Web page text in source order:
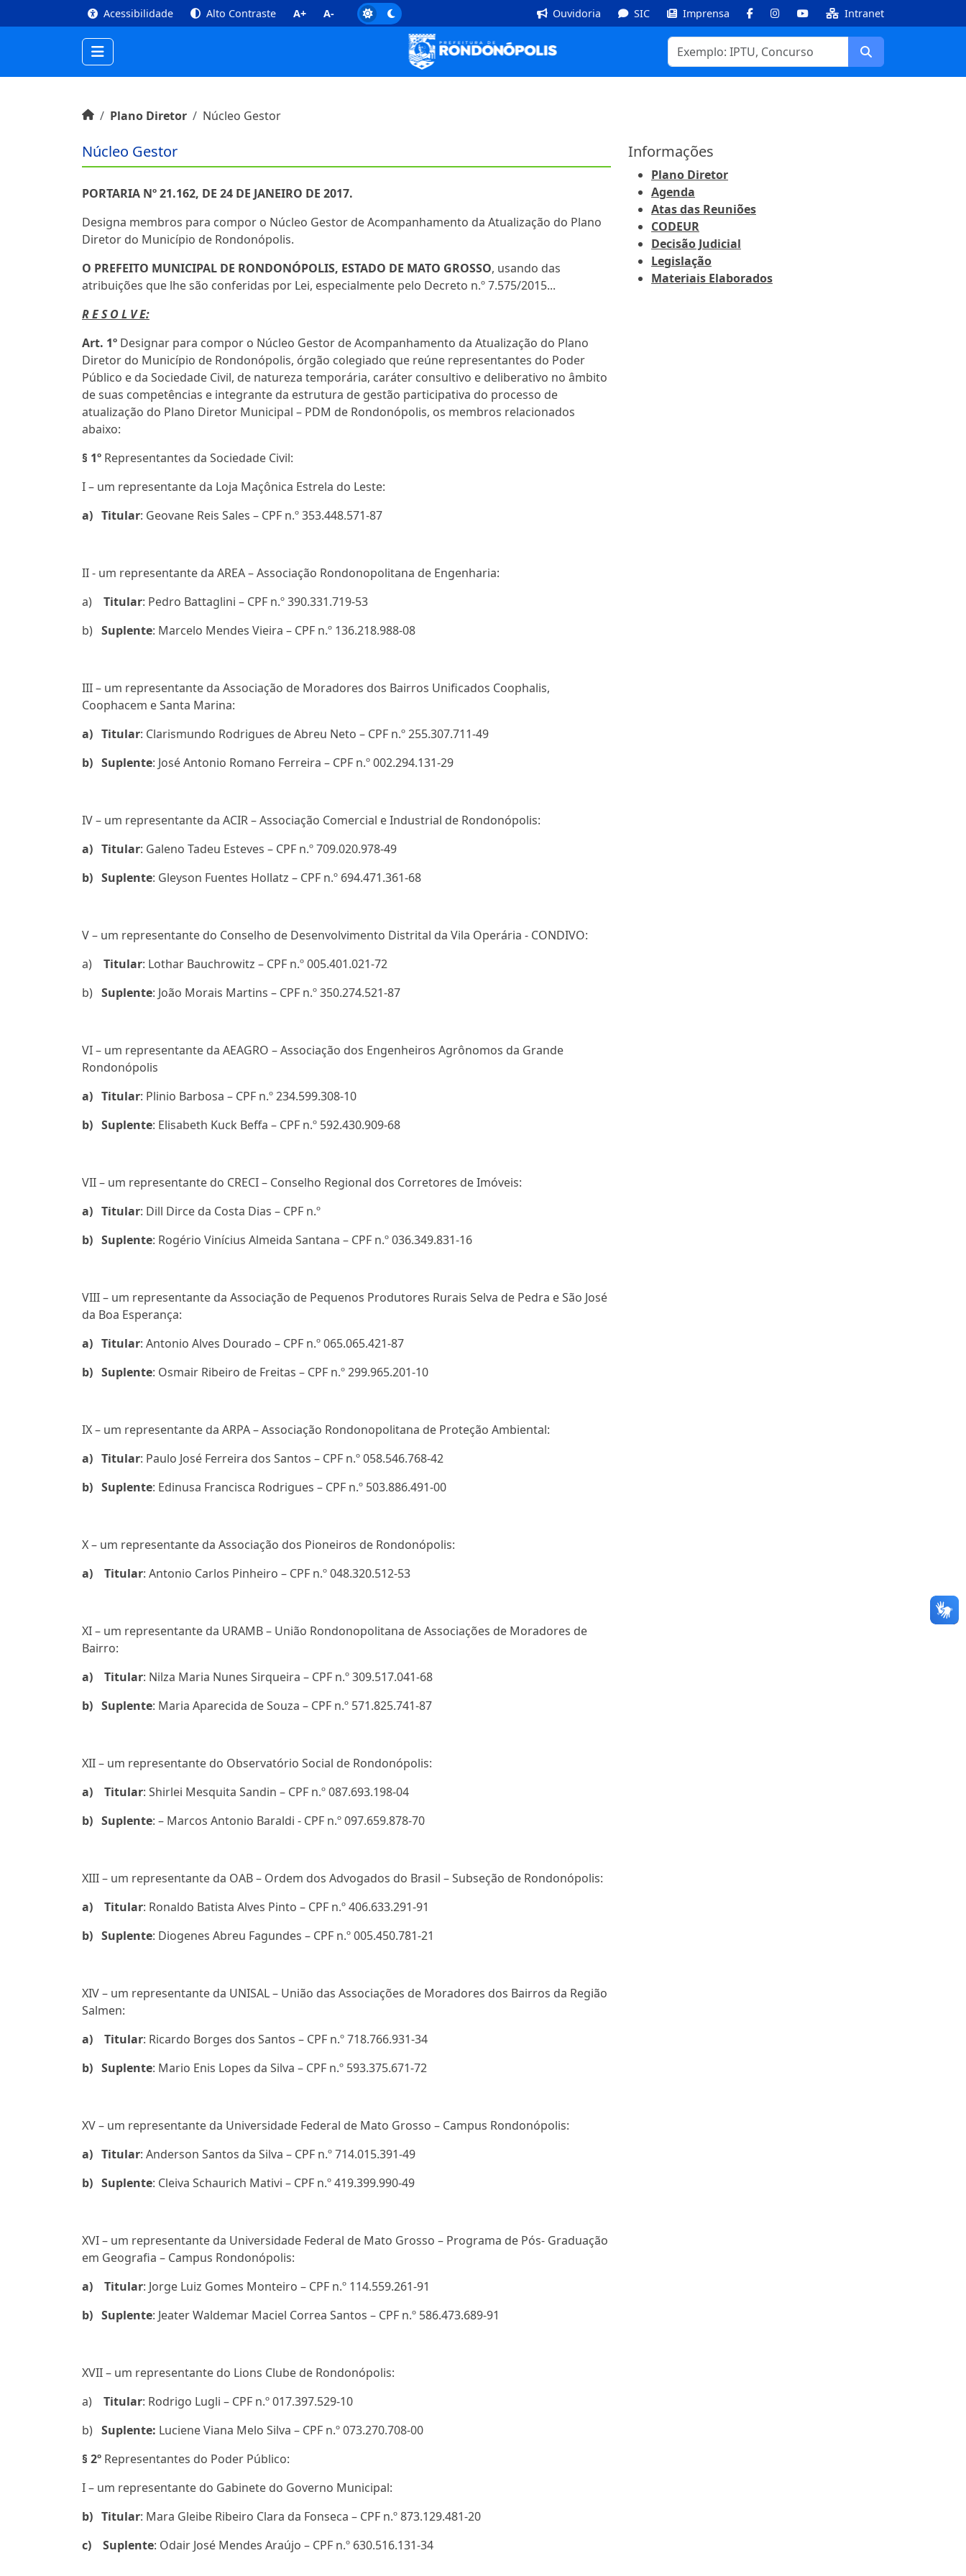
Conteúdo [1] Menu Principal [2] Busca [3] Rodapé [4]
Acessibilidade Alto Contraste A+ A- Ouvidoria SIC Imprensa FacebookInstagramYoutube Intranet
Buscar
Início do conteúdoInícioPlano Diretor Núcleo Gestor
Informações
Plano Diretor
Agenda
Atas das Reuniões
CODEUR
Decisão Judicial
Legislação
Materiais Elaborados
Início do conteúdo
Núcleo Gestor
PORTARIA Nº 21.162, DE 24 DE JANEIRO DE 2017.
Designa membros para compor o Núcleo Gestor de Acompanhamento da Atualização do Plano
Diretor do Município de Rondonópolis.
O PREFEITO MUNICIPAL DE RONDONÓPOLIS, ESTADO DE MATO GROSSO, usando das
atribuições que lhe são conferidas por Lei, especialmente pelo Decreto n.º 7.575/2015...
R E S O L V E:
Art. 1º Designar para compor o Núcleo Gestor de Acompanhamento da Atualização do Plano
Diretor do Município de Rondonópolis, órgão colegiado que reúne representantes do Poder
Público e da Sociedade Civil, de natureza temporária, caráter consultivo e deliberativo no âmbito
de suas competências e integrante da estrutura de gestão participativa do processo de
atualização do Plano Diretor Municipal – PDM de Rondonópolis, os membros relacionados
abaixo:
§ 1º Representantes da Sociedade Civil:
I – um representante da Loja Maçônica Estrela do Leste:
a) Titular: Geovane Reis Sales – CPF n.º 353.448.571-87
II - um representante da AREA – Associação Rondonopolitana de Engenharia:
a) Titular: Pedro Battaglini – CPF n.º 390.331.719-53
b) Suplente: Marcelo Mendes Vieira – CPF n.º 136.218.988-08
III – um representante da Associação de Moradores dos Bairros Unificados Coophalis,
Coophacem e Santa Marina:
a) Titular: Clarismundo Rodrigues de Abreu Neto – CPF n.º 255.307.711-49
b) Suplente: José Antonio Romano Ferreira – CPF n.º 002.294.131-29
IV – um representante da ACIR – Associação Comercial e Industrial de Rondonópolis:
a) Titular: Galeno Tadeu Esteves – CPF n.º 709.020.978-49
b) Suplente: Gleyson Fuentes Hollatz – CPF n.º 694.471.361-68
V – um representante do Conselho de Desenvolvimento Distrital da Vila Operária - CONDIVO:
a) Titular: Lothar Bauchrowitz – CPF n.º 005.401.021-72
b) Suplente: João Morais Martins – CPF n.º 350.274.521-87
VI – um representante da AEAGRO – Associação dos Engenheiros Agrônomos da Grande
Rondonópolis
a) Titular: Plinio Barbosa – CPF n.º 234.599.308-10
b) Suplente: Elisabeth Kuck Beffa – CPF n.º 592.430.909-68
VII – um representante do CRECI – Conselho Regional dos Corretores de Imóveis:
a) Titular: Dill Dirce da Costa Dias – CPF n.º
b) Suplente: Rogério Vinícius Almeida Santana – CPF n.º 036.349.831-16
VIII – um representante da Associação de Pequenos Produtores Rurais Selva de Pedra e São José
da Boa Esperança:
a) Titular: Antonio Alves Dourado – CPF n.º 065.065.421-87
b) Suplente: Osmair Ribeiro de Freitas – CPF n.º 299.965.201-10
IX – um representante da ARPA – Associação Rondonopolitana de Proteção Ambiental:
a) Titular: Paulo José Ferreira dos Santos – CPF n.º 058.546.768-42
b) Suplente: Edinusa Francisca Rodrigues – CPF n.º 503.886.491-00
X – um representante da Associação dos Pioneiros de Rondonópolis:
a) Titular: Antonio Carlos Pinheiro – CPF n.º 048.320.512-53
XI – um representante da URAMB – União Rondonopolitana de Associações de Moradores de
Bairro:
a) Titular: Nilza Maria Nunes Sirqueira – CPF n.º 309.517.041-68
b) Suplente: Maria Aparecida de Souza – CPF n.º 571.825.741-87
XII – um representante do Observatório Social de Rondonópolis:
a) Titular: Shirlei Mesquita Sandin – CPF n.º 087.693.198-04
b) Suplente: – Marcos Antonio Baraldi - CPF n.º 097.659.878-70
XIII – um representante da OAB – Ordem dos Advogados do Brasil – Subseção de Rondonópolis:
a) Titular: Ronaldo Batista Alves Pinto – CPF n.º 406.633.291-91
b) Suplente: Diogenes Abreu Fagundes – CPF n.º 005.450.781-21
XIV – um representante da UNISAL – União das Associações de Moradores dos Bairros da Região
Salmen:
a) Titular: Ricardo Borges dos Santos – CPF n.º 718.766.931-34
b) Suplente: Mario Enis Lopes da Silva – CPF n.º 593.375.671-72
XV – um representante da Universidade Federal de Mato Grosso – Campus Rondonópolis:
a) Titular: Anderson Santos da Silva – CPF n.º 714.015.391-49
b) Suplente: Cleiva Schaurich Mativi – CPF n.º 419.399.990-49
XVI – um representante da Universidade Federal de Mato Grosso – Programa de Pós- Graduação
em Geografia – Campus Rondonópolis:
a) Titular: Jorge Luiz Gomes Monteiro – CPF n.º 114.559.261-91
b) Suplente: Jeater Waldemar Maciel Correa Santos – CPF n.º 586.473.689-91
XVII – um representante do Lions Clube de Rondonópolis:
a) Titular: Rodrigo Lugli – CPF n.º 017.397.529-10
b) Suplente: Luciene Viana Melo Silva – CPF n.º 073.270.708-00
§ 2º Representantes do Poder Público:
I – um representante do Gabinete do Governo Municipal:
b) Titular: Mara Gleibe Ribeiro Clara da Fonseca – CPF n.º 873.129.481-20
c) Suplente: Odair José Mendes Araújo – CPF n.º 630.516.131-34